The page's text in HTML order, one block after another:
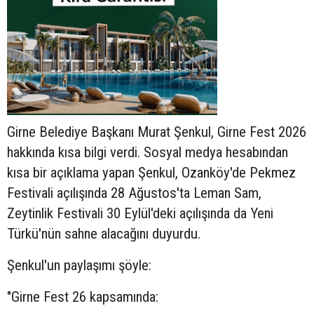
Girne Belediye Başkanı Murat Şenkul, Girne Fest 2026
hakkında kısa bilgi verdi. Sosyal medya hesabından
kısa bir açıklama yapan Şenkul, Ozanköy'de Pekmez
Festivali açılışında 28 Ağustos'ta Leman Sam,
Zeytinlik Festivali 30 Eylül'deki açılışında da Yeni
Türkü'nün sahne alacağını duyurdu.
Şenkul'un paylaşımı şöyle:
"Girne Fest 26 kapsamında: